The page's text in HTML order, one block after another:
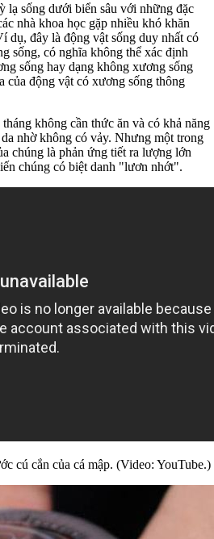
lạ sống dưới biển sâu với những đặc
nhà khoa học gặp nhiều khó khăn
dụ, đây là động vật sống duy nhất có
sống, có nghĩa không thể xác định
sống hay dạng không xương sống
của động vật có xương sống thông
không cần thức ăn và có khả năng
nhờ không có vảy. Nhưng một trong
chúng là phản ứng tiết ra lượng lớn
chúng có biệt danh "lươn nhớt".
cú cắn của cá mập. (Video: YouTube.)